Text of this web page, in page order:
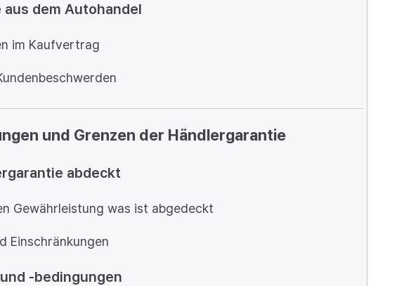
aus dem Autohandel
im Kaufvertrag
und Grenzen der Händlergarantie
abdeckt
Gewährleistung was ist abgedeckt
Einschränkungen
-bedingungen